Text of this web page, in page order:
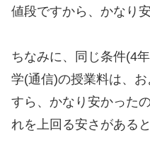
値段ですから、かなり
ちなみに、同じ条件(4
学(通信)の授業料は、
すら、かなり安かった
れを上回る安さがある